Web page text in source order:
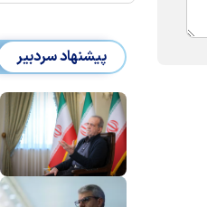
پیشنهاد سردبیر